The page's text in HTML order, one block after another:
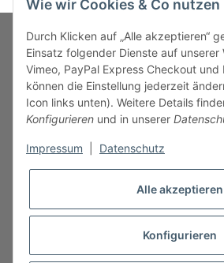
MARKENWELT
SERVICE
INFORMATIONEN
Wie wir Cookies & Co nutzen
Durch Klicken auf „Alle akzeptieren“
Einsatz folgender Dienste auf unserer
Vimeo, PayPal Express Checkout und
können die Einstellung jederzeit
Icon links unten). Weitere Details
Konfigurieren und in unserer
Impressum Datenschutz
Alle akzeptieren
Konfigurieren